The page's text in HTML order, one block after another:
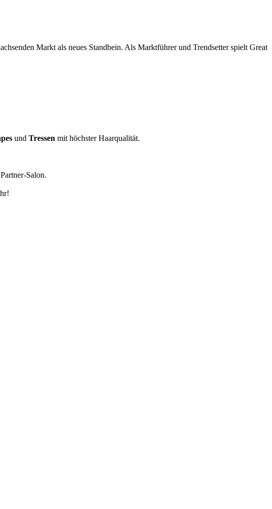
Markt als neues Standbein. Als Marktführer und Trendsetter spielt Great
und Tressen mit höchster Haarqualität.
Salon.